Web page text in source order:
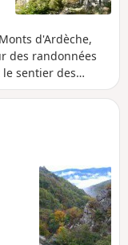
d'Ardèche,
des randonnées
sentier des
inégalée
Mont Lozère...)
des
et ses